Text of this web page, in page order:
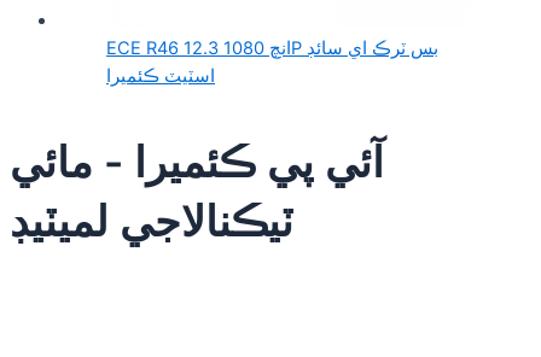
ECE R46 12.3 انچ 1080P بس ٽرڪ اي سائڊ
اسٽيٽ ڪئميرا
آئي پي ڪئميرا - مائي
ٽيڪنالاجي لميٽيڊ